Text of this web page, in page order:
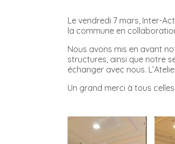
Le vendredi 7 mars, Inter-
la commune en
Nous avons mis en avant
structures, ainsi que notre
échanger avec nous.
Un grand merci à tous